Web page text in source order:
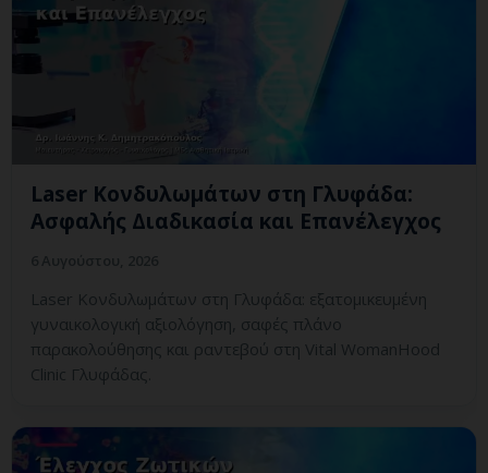
Laser Κονδυλωμάτων στη Γλυφάδα:
Ασφαλής Διαδικασία και Επανέλεγχος
Laser Κονδυλωμάτων στη Γλυφάδα: εξατομικευμένη
γυναικολογική αξιολόγηση, σαφές πλάνο
παρακολούθησης και ραντεβού στη Vital WomanHood
Clinic Γλυφάδας.